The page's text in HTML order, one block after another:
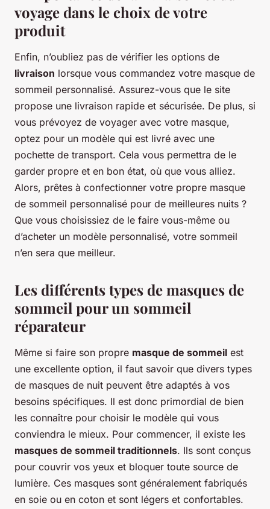
voyage dans le choix de votre
produit
Enfin, n’oubliez pas de vérifier les options de
livraison lorsque vous commandez votre masque de
sommeil personnalisé. Assurez-vous que le site
propose une livraison rapide et sécurisée. De plus, si
vous prévoyez de voyager avec votre masque,
optez pour un modèle qui est livré avec une
pochette de transport. Cela vous permettra de le
garder propre et en bon état, où que vous alliez.
Alors, prêtes à confectionner votre propre masque
de sommeil personnalisé pour de meilleures nuits ?
Que vous choisissiez de le faire vous-même ou
d’acheter un modèle personnalisé, votre sommeil
n’en sera que meilleur.
Les différents types de masques de
sommeil pour un sommeil
réparateur
Même si faire son propre masque de sommeil est
une excellente option, il faut savoir que divers types
de masques de nuit peuvent être adaptés à vos
besoins spécifiques. Il est donc primordial de bien
les connaître pour choisir le modèle qui vous
conviendra le mieux. Pour commencer, il existe les
masques de sommeil traditionnels. Ils sont conçus
pour couvrir vos yeux et bloquer toute source de
lumière. Ces masques sont généralement fabriqués
en soie ou en coton et sont légers et confortables.